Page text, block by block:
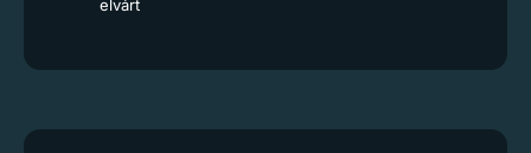
elvárt